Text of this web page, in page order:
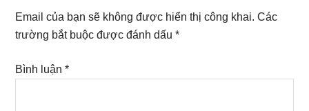
Interactions
Email của bạn sẽ không được hiển thị công khai. Các
trường bắt buộc được đánh dấu*
Bình luận*